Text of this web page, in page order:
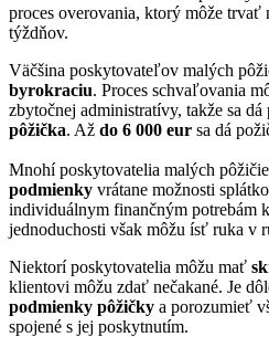
proces overovania, ktorý môže
týždňov.
Väčšina poskytovateľov malých
byrokraciu. Proces schvaľovania
zbytočnej administratívy, takže sa
pôžička. Až do 6 000 eur sa dá
Mnohí poskytovatelia malých
podmienky vrátane možnosti
individuálnym finančným potrebám
jednoduchosti však môžu ísť ruka v
Niektorí poskytovatelia môžu mať
klientovi môžu zdať nečakané. Je
podmienky pôžičky a porozumieť
spojené s jej poskytnutím.